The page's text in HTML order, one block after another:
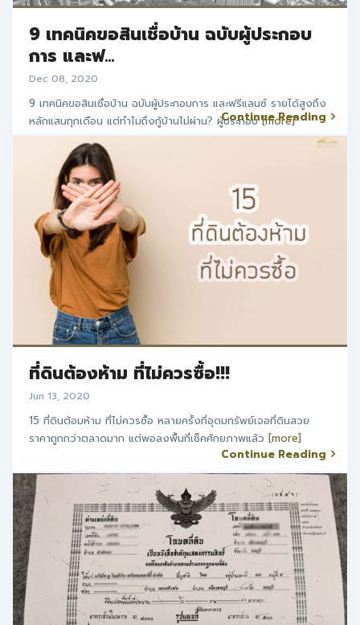
9 เทคนิคขอสินเชื่อบ้าน ฉบับผู้ประกอบ
การ และฟ...
Dec 08, 2020
9 เทคนิคขอสินเชื่อบ้าน ฉบับผู้ประกอบการ และฟรีแลนซ์ รายได้สูงถึง
หลักแสนทุกเดือน แต่ทำไมถึงกู้บ้านไม่ผ่าน? ผู้ประกอบ[more]
Continue Reading
ที่ดินต้องห้าม ที่ไม่ควรซื้อ!!!
Jun 13, 2020
15 ที่ดินต้อมห้าม ที่ไม่ควรซื้อ หลายครั้งที่อุดมทรัพย์เจอที่ดินสวย
ราคาถูกกว่าตลาดมาก แต่พอลงพื้นที่เช็คศักยภาพแล้ว [more]
Continue Reading